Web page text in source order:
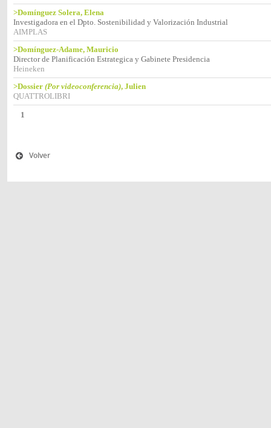
>Domínguez Solera, Elena
Investigadora en el Dpto. Sostenibilidad y Valorización Industrial
AIMPLAS
>Domínguez-Adame, Mauricio
Director de Planificación Estrategica y Gabinete Presidencia
Heineken
>Dossier (Por videoconferencia), Julien
QUATTROLIBRI
1
Volver